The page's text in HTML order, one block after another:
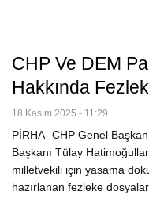
CHP Ve DEM
Hakkında
18 Kasım 2025 - 11:29
PİRHA- CHP Genel
Başkanı Tülay
milletvekili için yasama
hazırlanan fezleke